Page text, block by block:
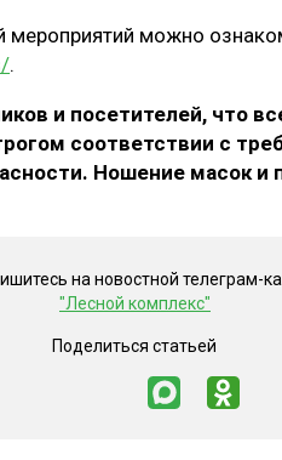
можно
.
и посетителей, что
соответствии с
Ношение масок и
на новостной телеграм-
"Лесной комплекс"
Поделиться статьей